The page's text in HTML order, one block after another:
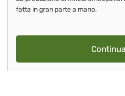
fatta in gran parte a mano.
Continua